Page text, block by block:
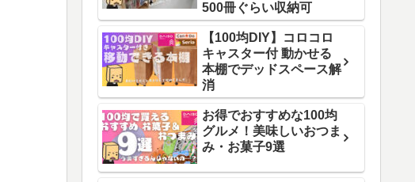
500冊ぐらい収納可
【100均DIY】コロコロ
キャスター付 動かせる
本棚でデッドスペース解
消
お得でおすすめな100均
グルメ！美味しいおつま
み・お菓子9選